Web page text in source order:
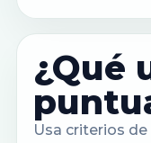
¿Qué
Usa criterios